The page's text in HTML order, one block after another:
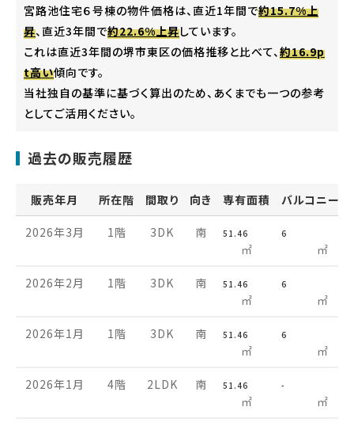
宮路池住宅６号棟の物件価格は、直近1年間で約15.7%上
昇、直近3年間で約22.6%上昇しています。
これは直近3年間の堺市東区の価格推移と比べて、約16.9p
t高い傾向です。
当社独自の基準に基づく算出のため、あくまでも一つの参考
としてご活用ください。
過去の販売履歴
販売年月 所在階 間取り 向き 専有面積 バルコニー
2026年3月 1階 3DK 南 51.46
㎡
6
㎡
2026年2月 1階 3DK 南 51.46
㎡
6
㎡
2026年1月 1階 3DK 南 51.46
㎡
6
㎡
2026年1月 4階 2LDK 南 51.46
㎡
-
㎡